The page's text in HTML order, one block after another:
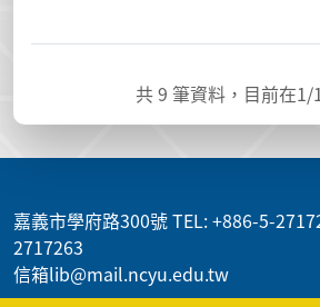
共9 筆資料，目前在1/
嘉義市學府路300號 TEL: +886-5-
2717263
信箱lib@mail.ncyu.edu.tw